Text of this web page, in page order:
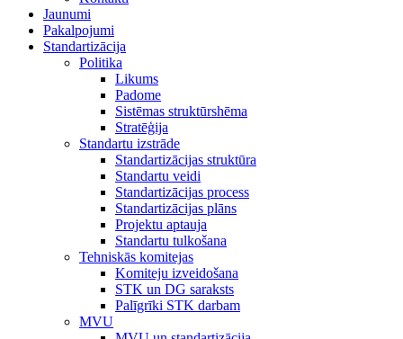
Jaunumi
Pakalpojumi
Standartizācija
Politika
Likums
Padome
Sistēmas struktūrshēma
Stratēģija
Standartu izstrāde
Standartizācijas struktūra
Standartu veidi
Standartizācijas process
Standartizācijas plāns
Projektu aptauja
Standartu tulkošana
Tehniskās komitejas
Komiteju izveidošana
STK un DG saraksts
Palīgrīki STK darbam
MVU